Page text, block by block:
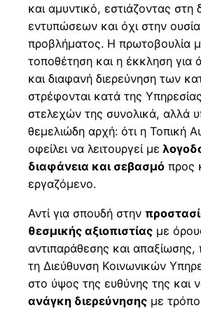
και αμυντικό, εστιάζοντας στη
εντυπώσεων και όχι στην
προβλήματος. Η πρωτοβουλία
τοποθέτηση και η έκκληση για
και διαφανή διερεύνηση των
στρέφονται κατά της
στελεχών της συνολικά, αλλά
θεμελιώδη αρχή: ότι η Τοπική
οφείλει να λειτουργεί με
διαφάνεια και σεβασμό προς
εργαζόμενο.
Αντί για σπουδή στην
θεσμικής αξιοπιστίας με
αντιπαράθεσης και απαξίωσης,
τη Διεύθυνση Κοινωνικών
στο ύψος της ευθύνης της και
ανάγκη διερεύνησης με